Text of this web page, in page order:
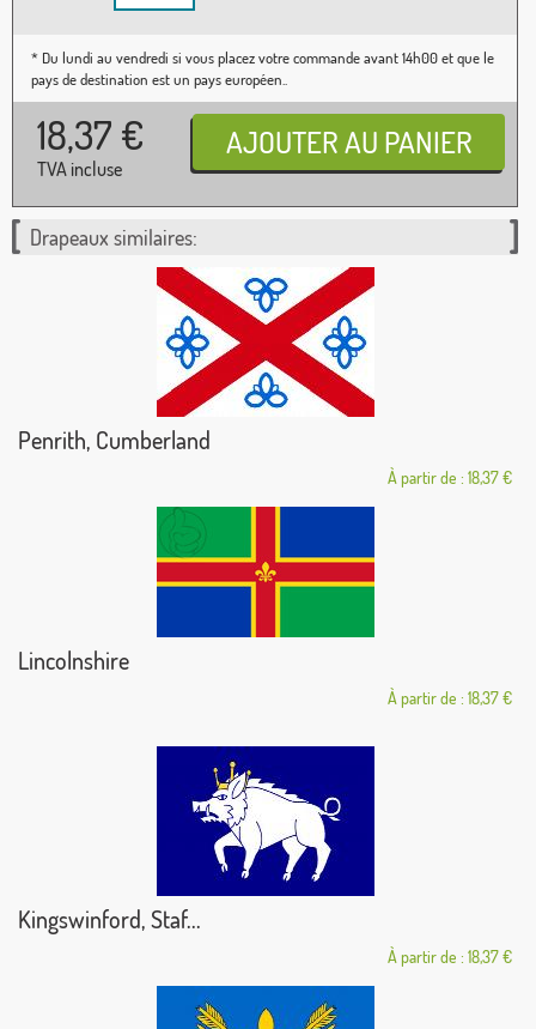
* Du lundi au vendredi si vous placez votre commande avant 14h00 et que le
pays de destination est un pays européen..
18,37 €
TVA incluse
Drapeaux similaires:
Penrith, Cumberland
À partir de : 18,37 €
Lincolnshire
À partir de : 18,37 €
Kingswinford, Staf...
À partir de : 18,37 €